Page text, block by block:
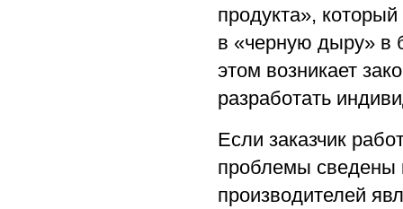
продукта»,
в «черную дыру» в
этом возникает
разработать
Если заказчик
проблемы сведены
производителей